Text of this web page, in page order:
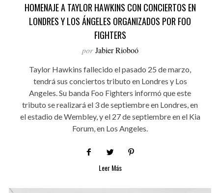
HOMENAJE A TAYLOR HAWKINS CON CONCIERTOS EN
LONDRES Y LOS ÁNGELES ORGANIZADOS POR FOO
FIGHTERS
por Jabier Rioboó
Taylor Hawkins fallecido el pasado 25 de marzo,
tendrá sus conciertos tributo en Londres y Los
Angeles. Su banda Foo Fighters informó que este
tributo se realizará el 3 de septiembre en Londres, en
el estadio de Wembley, y el 27 de septiembre en el Kia
Forum, en Los Angeles.
Leer Más